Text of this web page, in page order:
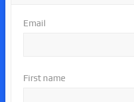
Email
First name